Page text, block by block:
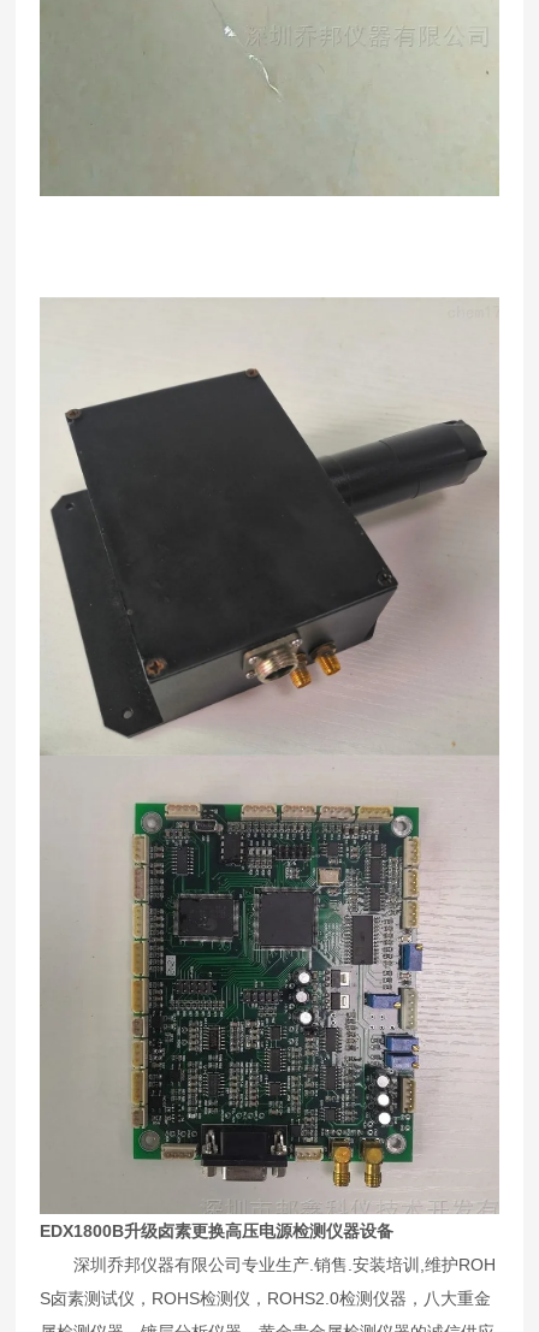
EDX1800B升级卤素更换高压电源检测仪器设备
深圳乔邦仪器有限公司专业生产.销售.安装培训,维护ROH
S卤素测试仪，ROHS检测仪，ROHS2.0检测仪器，八大重金